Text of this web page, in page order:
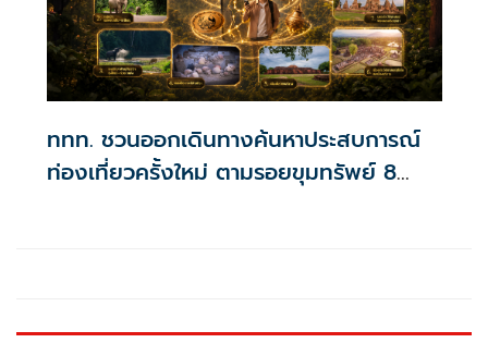
ททท. ชวนออกเดินทางค้นหาประสบการณ์
ท่องเที่ยวครั้งใหม่ ตามรอยขุมทรัพย์ 8